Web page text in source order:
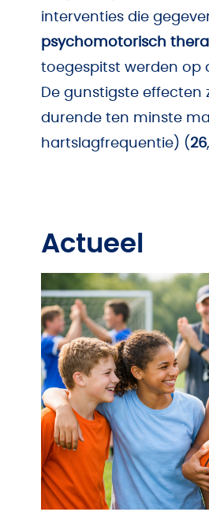
interventies die
psychomotorisch
toegespitst werden op
De gunstigste
durende ten minste
hartslagfrequentie) ( 26,
Actueel